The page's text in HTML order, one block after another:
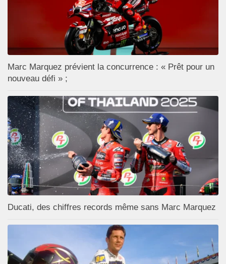
Marc Marquez prévient la concurrence : « Prêt pour un
nouveau défi » ;
Ducati, des chiffres records même sans Marc Marquez